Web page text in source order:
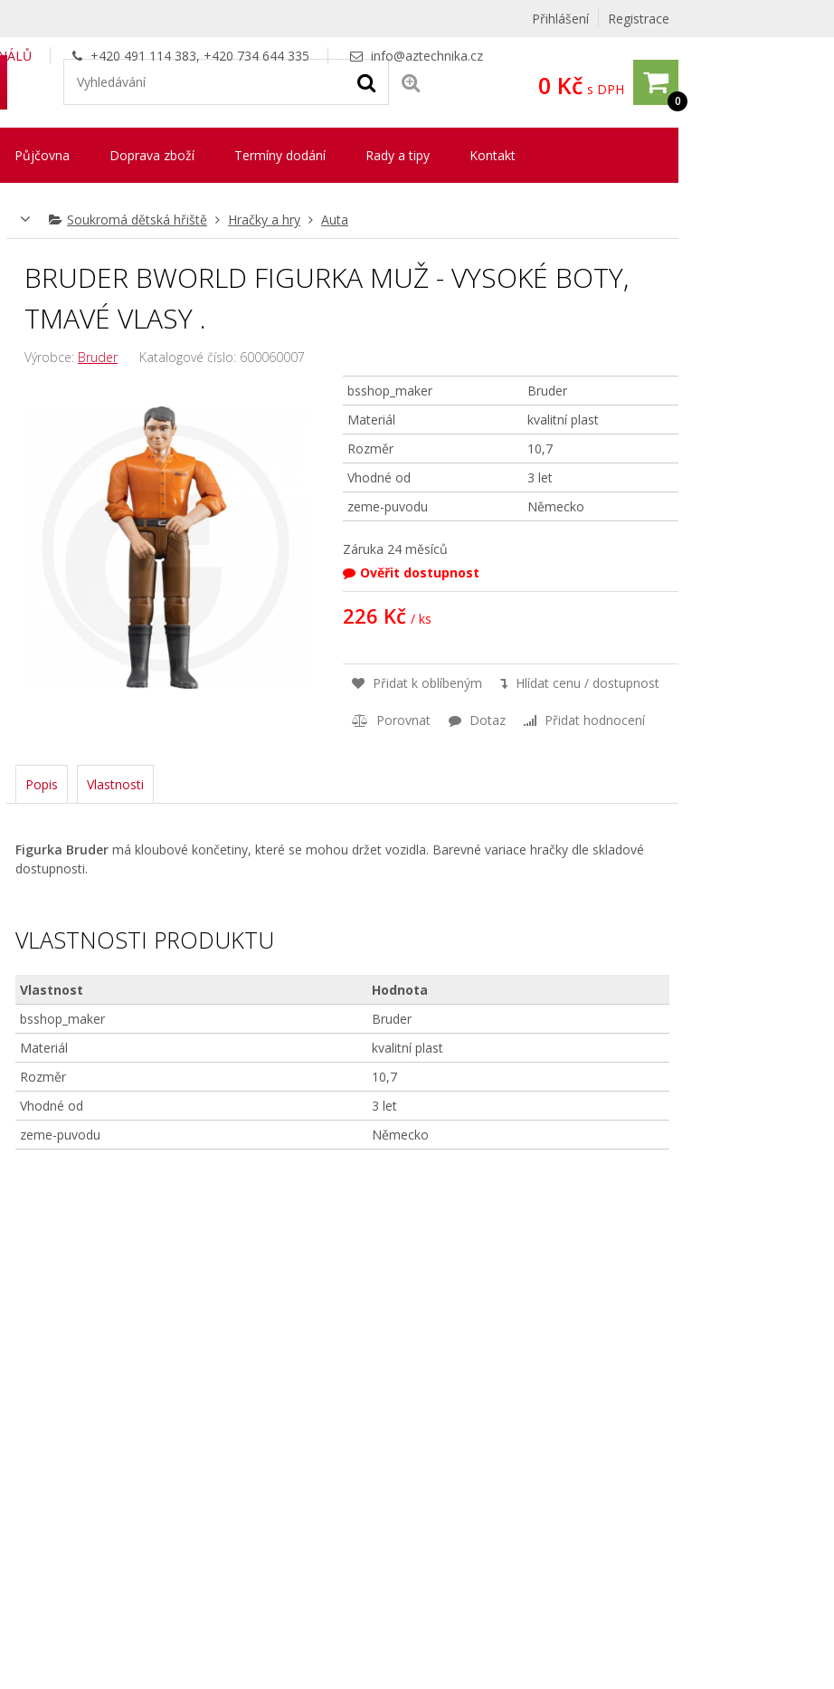
Přihlášení Registrace
+420 491 114 383, +420 734 644 335 info@aztechnika.cz
0
0 Kč s DPH
Půjčovna Doprava zboží Termíny dodání Rady a tipy Kontakt
Soukromá dětská hřiště Hračky a hry Auta
BRUDER BWORLD FIGURKA MUŽ - VYSOKÉ BOTY,
TMAVÉ VLASY .
Výrobce: Bruder Katalogové číslo: 600060007
bsshop_maker
Bruder
Materiál
kvalitní plast
Rozměr
10,7
Vhodné od
3 let
zeme-puvodu
Německo
Záruka 24 měsíců
Ověřit dostupnost
226 Kč / ks
Přidat k oblíbeným Hlídat cenu / dostupnost
Porovnat Dotaz Přidat hodnocení
Popis Vlastnosti
Figurka Bruder má kloubové končetiny, které se mohou držet vozidla. Barevné variace hračky dle skladové
dostupnosti.
VLASTNOSTI PRODUKTU
Vlastnost
Hodnota
bsshop_maker
Bruder
Materiál
kvalitní plast
Rozměr
10,7
Vhodné od
3 let
zeme-puvodu
Německo